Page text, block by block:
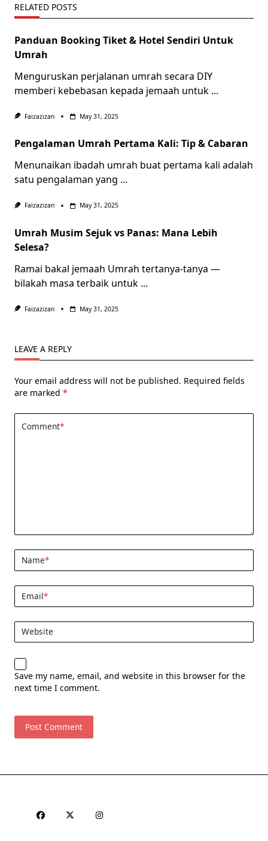
RELATED POSTS
Panduan Booking Tiket & Hotel Sendiri Untuk
Umrah
Menguruskan perjalanan umrah secara DIY
memberi kebebasan kepada jemaah untuk ...
Faizazizan May 31, 2025
Pengalaman Umrah Pertama Kali: Tip & Cabaran
Menunaikan ibadah umrah buat pertama kali adalah
satu pengalaman yang ...
Faizazizan May 31, 2025
Umrah Musim Sejuk vs Panas: Mana Lebih
Selesa?
Ramai bakal jemaah Umrah tertanya-tanya —
bilakah masa terbaik untuk ...
Faizazizan May 31, 2025
LEAVE A REPLY
Your email address will not be published. Required fields
are marked *
Comment*
Name*
Email*
Website
Save my name, email, and website in this browser for the
next time I comment.